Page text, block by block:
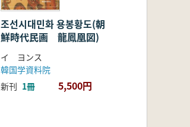
조선시대민화 용봉황도(朝
鮮時代民画 龍鳳凰図)
イ ヨンス
韓国学資料院
新刊 1冊 5,500円